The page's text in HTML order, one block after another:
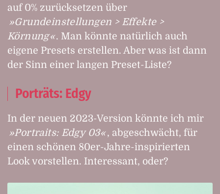
auf 0% zurücksetzen über
Grundeinstellungen > Effekte >
Körnung
. Man könnte natürlich auch
eigene Presets erstellen. Aber was ist dann
der Sinn einer langen Preset-Liste?
Porträts: Edgy
In der neuen 2023-Version könnte ich mir
Portraits: Edgy 03
, abgeschwächt, für
einen schönen 80er-Jahre-inspirierten
Look vorstellen. Interessant, oder?